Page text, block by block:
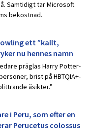
Samtidigt tar Microsoft
bekostnad.
ett ”kallt,
nu hennes namn
präglas Harry Potter-
brist på HBTQIA+-
åsikter.”
i Peru, som efter en
Perucetus colossus